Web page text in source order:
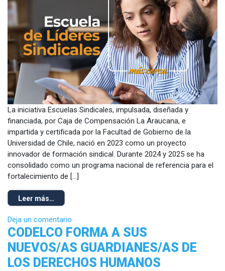
La iniciativa Escuelas Sindicales, impulsada, diseñada y
financiada, por Caja de Compensación La Araucana, e
impartida y certificada por la Facultad de Gobierno de la
Universidad de Chile, nació en 2023 como un proyecto
innovador de formación sindical. Durante 2024 y 2025 se ha
consolidado como un programa nacional de referencia para el
fortalecimiento de […]
Leer más…
Deja un comentario
CODELCO FORMA A SUS
NUEVOS/AS GUARDIANES/AS DE
LOS DERECHOS HUMANOS